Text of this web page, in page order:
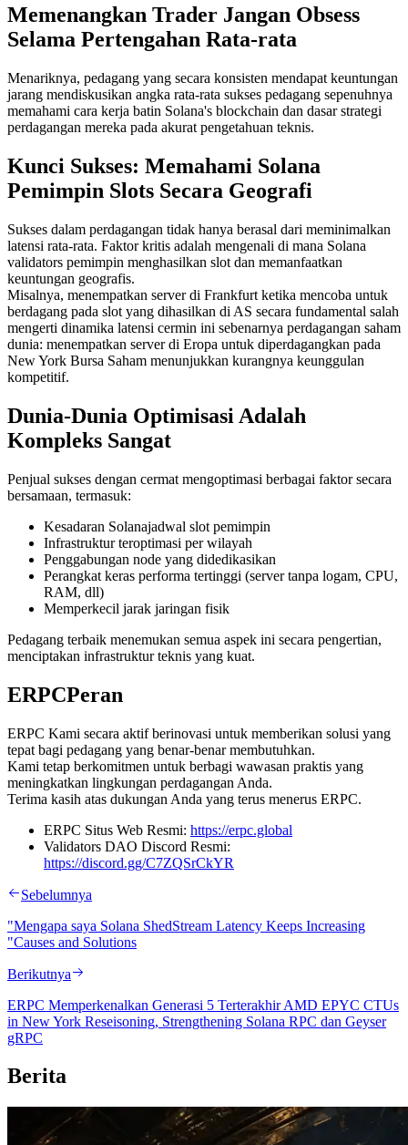
Memenangkan Trader Jangan Obsess
Selama Pertengahan Rata-rata
Menariknya, pedagang yang secara konsisten mendapat keuntungan
jarang mendiskusikan angka rata-rata sukses pedagang sepenuhnya
memahami cara kerja batin Solana's blockchain dan dasar strategi
perdagangan mereka pada akurat pengetahuan teknis.
Kunci Sukses: Memahami Solana
Pemimpin Slots Secara Geografi
Sukses dalam perdagangan tidak hanya berasal dari meminimalkan
latensi rata-rata. Faktor kritis adalah mengenali di mana Solana
validators pemimpin menghasilkan slot dan memanfaatkan
keuntungan geografis.
Misalnya, menempatkan server di Frankfurt ketika mencoba untuk
berdagang pada slot yang dihasilkan di AS secara fundamental salah
mengerti dinamika latensi cermin ini sebenarnya perdagangan saham
dunia: menempatkan server di Eropa untuk diperdagangkan pada
New York Bursa Saham menunjukkan kurangnya keunggulan
kompetitif.
Dunia-Dunia Optimisasi Adalah
Kompleks Sangat
Penjual sukses dengan cermat mengoptimasi berbagai faktor secara
bersamaan, termasuk:
Kesadaran Solanajadwal slot pemimpin
Infrastruktur teroptimasi per wilayah
Penggabungan node yang didedikasikan
Perangkat keras performa tertinggi (server tanpa logam, CPU,
RAM, dll)
Memperkecil jarak jaringan fisik
Pedagang terbaik menemukan semua aspek ini secara pengertian,
menciptakan infrastruktur teknis yang kuat.
ERPCPeran
ERPC Kami secara aktif berinovasi untuk memberikan solusi yang
tepat bagi pedagang yang benar-benar membutuhkan.
Kami tetap berkomitmen untuk berbagi wawasan praktis yang
meningkatkan lingkungan perdagangan Anda.
Terima kasih atas dukungan Anda yang terus menerus ERPC.
ERPC Situs Web Resmi: https://erpc.global
Validators DAO Discord Resmi:
https://discord.gg/C7ZQSrCkYR
Sebelumnya
"Mengapa saya Solana ShedStream Latency Keeps Increasing
"Causes and Solutions
Berikutnya
ERPC Memperkenalkan Generasi 5 Terterakhir AMD EPYC CTUs
in New York Reseisoning, Strengthening Solana RPC dan Geyser
gRPC
Berita